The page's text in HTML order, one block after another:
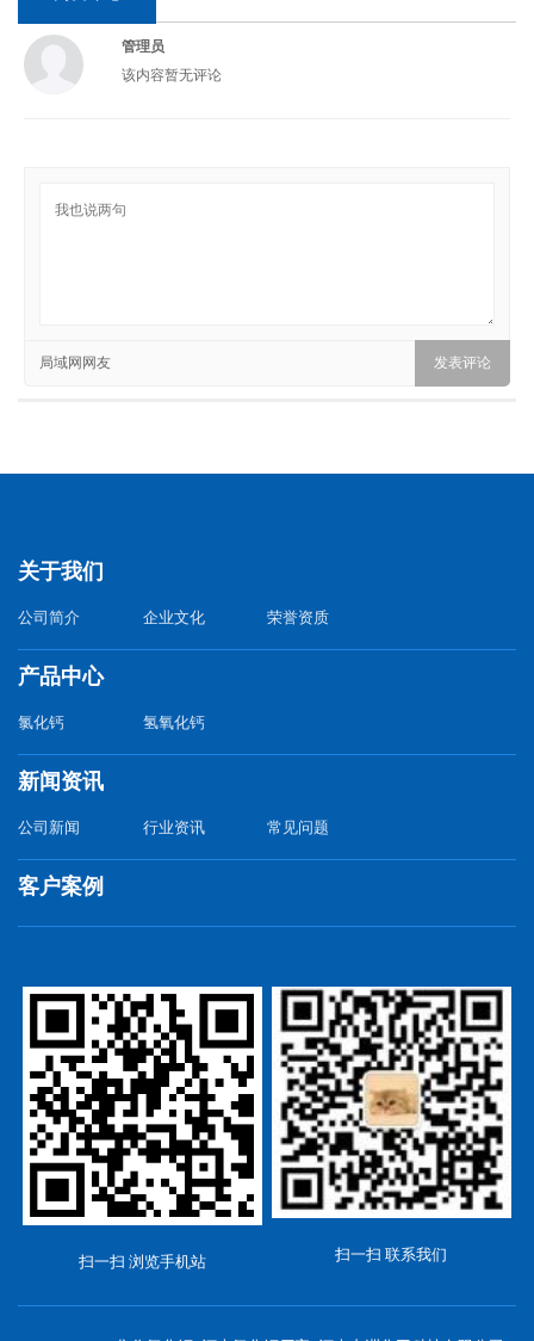
管理员
该内容暂无评论
局域网网友
关于我们
公司简介 企业文化 荣誉资质
产品中心
氯化钙 氢氧化钙
新闻资讯
公司新闻 行业资讯 常见问题
客户案例
扫一扫 浏览手机站 扫一扫 联系我们